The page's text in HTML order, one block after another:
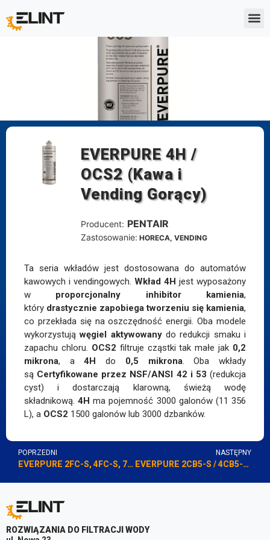
EVERPURE 4H /
OCS2 (Kawa i
Vending Gorący)
Producent: PENTAIR
Zastosowanie: HORECA, VENDING
Ta seria wkładów jest dostosowana do automatów
kawowych i vendingowych. Wkład 4H jest wyposażony
w proporcjonalny inhibitor kamienia,
który drastycznie zapobiega tworzeniu się kamienia,
co przekłada się na oszczędność energii. Oba modele
wykorzystująwęgiel aktywowanydo redukcji smaku i
zapachu chloru. OCS2 filtruje cząstki tak małe jak 0,2
mikrona, a4H do 0,5 mikrona. Oba wkłady
są Certyfikowane przez NSF/ANSI 42 i 53 (redukcja
cyst) i dostarczają klarowną, świeżą wodę
składnikową.4H ma pojemność 3000 galonów (11 356
L), a OCS2 1500 galonów lub 3000 dzbanków.
POPRZEDNI
EVERPURE 2FC-S, 4FC-S, 7FC-S (Filtry dla Pary i Lodu z Inhibicją Kamienia)
NASTĘPNY
EVERPURE 2CB5-S / 4CB5-S (Filtry Węglowe 5 µm z Kontrolą Kamienia)
ROZWIĄZANIA DO FILTRACJI WODY